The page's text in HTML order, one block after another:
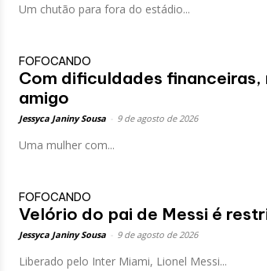
Um chutão para fora do estádio...
FOFOCANDO
Com dificuldades
amigo
Jessyca Janiny Sousa 9 de agosto de 2026
Uma mulher com...
FOFOCANDO
Velório do pai de Messi é
Jessyca Janiny Sousa 9 de agosto de 2026
Liberado pelo Inter Miami, Lionel Messi...